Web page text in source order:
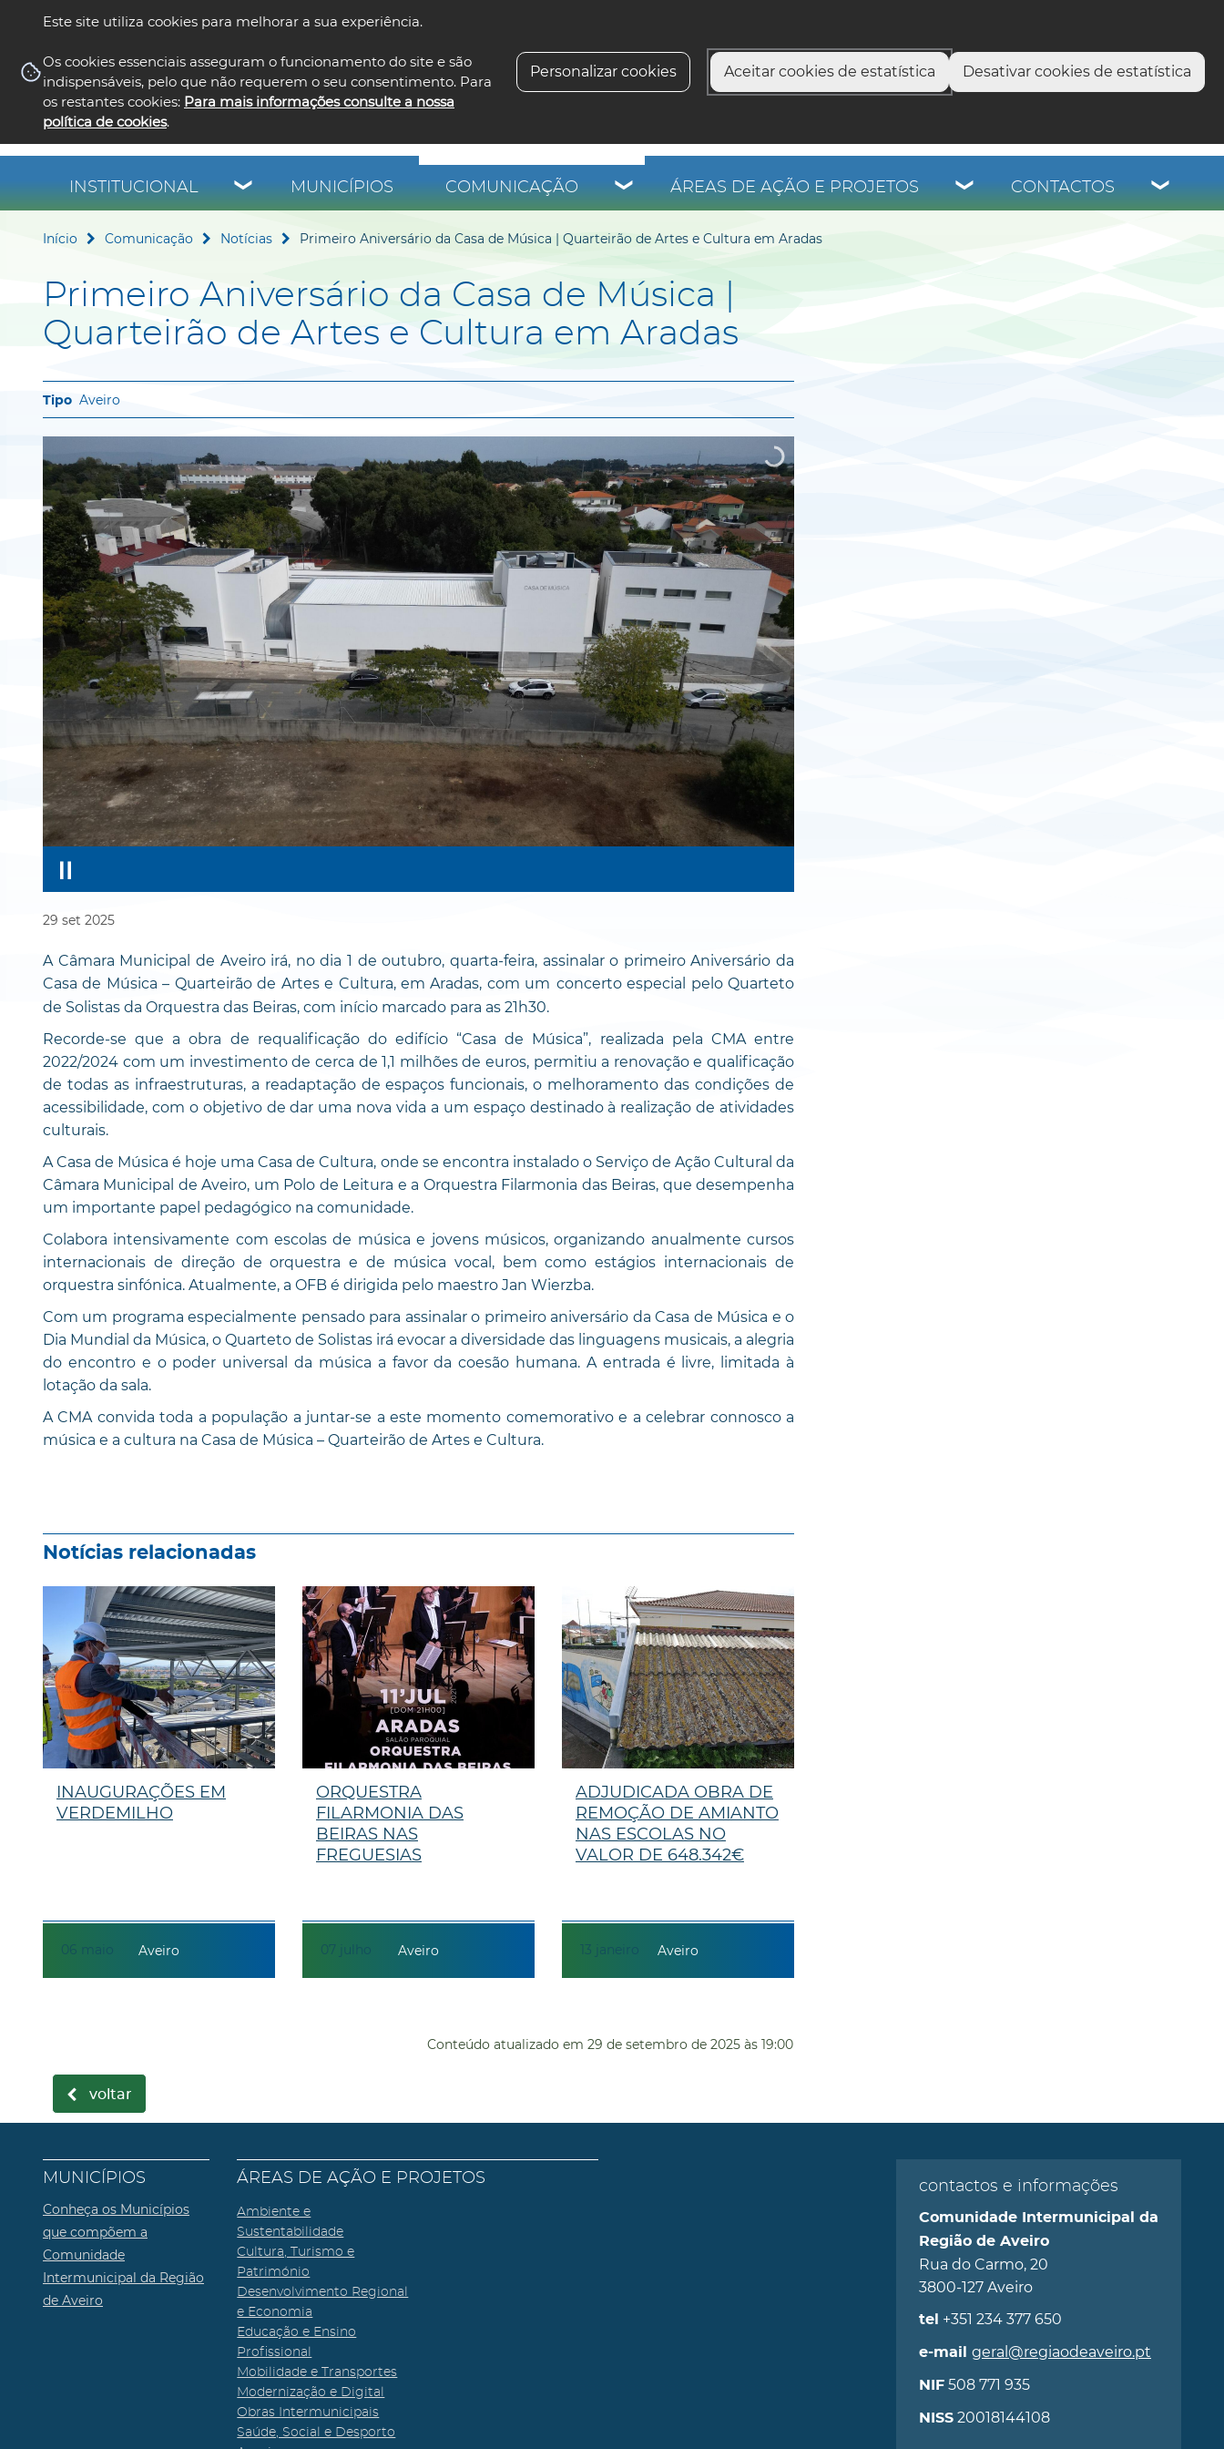
Este site utiliza cookies para melhorar a sua experiência.
Os cookies essenciais asseguram o funcionamento do site e são
indispensáveis, pelo que não requerem o seu consentimento. Para
os restantes cookies: Para mais informações consulte a nossa
política de cookies.
Personalizar cookies Aceitar cookies de estatística Desativar cookies de estatística
INSTITUCIONAL MUNICÍPIOS COMUNICAÇÃO ÁREAS DE AÇÃO E PROJETOS CONTACTOS
Início Comunicação Notícias Primeiro Aniversário da Casa de Música | Quarteirão de Artes e Cultura em Aradas
Primeiro Aniversário da Casa de Música |
Quarteirão de Artes e Cultura em Aradas
Aveiro
29 set 2025
A Câmara Municipal de Aveiro irá, no dia 1 de outubro, quarta-feira, assinalar o primeiro Aniversário da
Casa de Música – Quarteirão de Artes e Cultura, em Aradas, com um concerto especial pelo Quarteto
de Solistas da Orquestra das Beiras, com início marcado para as 21h30.
Recorde-se que a obra de requalificação do edifício “Casa de Música”, realizada pela CMA entre
2022/2024 com um investimento de cerca de 1,1 milhões de euros, permitiu a renovação e qualificação
de todas as infraestruturas, a readaptação de espaços funcionais, o melhoramento das condições de
acessibilidade, com o objetivo de dar uma nova vida a um espaço destinado à realização de atividades
culturais.
A Casa de Música é hoje uma Casa de Cultura, onde se encontra instalado o Serviço de Ação Cultural da
Câmara Municipal de Aveiro, um Polo de Leitura e a Orquestra Filarmonia das Beiras, que desempenha
um importante papel pedagógico na comunidade.
Colabora intensivamente com escolas de música e jovens músicos, organizando anualmente cursos
internacionais de direção de orquestra e de música vocal, bem como estágios internacionais de
orquestra sinfónica. Atualmente, a OFB é dirigida pelo maestro Jan Wierzba.
Com um programa especialmente pensado para assinalar o primeiro aniversário da Casa de Música e o
Dia Mundial da Música, o Quarteto de Solistas irá evocar a diversidade das linguagens musicais, a alegria
do encontro e o poder universal da música a favor da coesão humana. A entrada é livre, limitada à
lotação da sala.
A CMA convida toda a população a juntar-se a este momento comemorativo e a celebrar connosco a
música e a cultura na Casa de Música – Quarteirão de Artes e Cultura.
Notícias relacionadas
06 maio
INAUGURAÇÕES EM
VERDEMILHO
Aveiro 07 julho
ORQUESTRA
FILARMONIA DAS
BEIRAS NAS
FREGUESIAS
Aveiro 13 janeiro
ADJUDICADA OBRA DE
REMOÇÃO DE AMIANTO
NAS ESCOLAS NO
VALOR DE 648.342€
Aveiro
Conteúdo atualizado em 29 de setembro de 2025 às 19:00
voltar
MUNICÍPIOS
Conheça os Municípios
que compõem a
Comunidade
Intermunicipal da Região
de Aveiro
ÁREAS DE AÇÃO E PROJETOS
Ambiente e
Sustentabilidade
Cultura, Turismo e
Património
Desenvolvimento Regional
e Economia
Educação e Ensino
Profissional
Mobilidade e Transportes
Modernização e Digital
Obras Intermunicipais
Saúde, Social e Desporto
contactos e informações
Comunidade Intermunicipal da
Região de Aveiro
Rua do Carmo, 20
3800-127 Aveiro
tel +351 234 377 650
e-mail geral@regiaodeaveiro.pt
NIF508 771 935
NISS20018144108